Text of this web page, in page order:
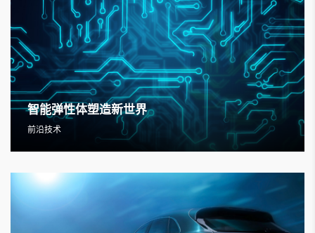
智能弹性体塑造新世界
前沿技术